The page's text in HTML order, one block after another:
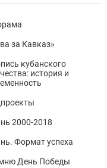
за Кавказ»
кубанского
история и
2000-2018
Формат успеха
День Победы